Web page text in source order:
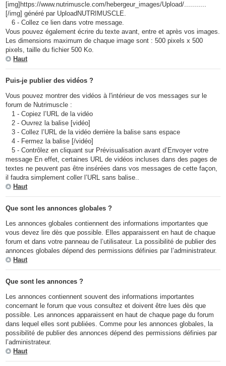
[img]https://www.nutrimuscle.com/hebergeur_images/Upload/...........
[/img] généré par UploadNUTRIMUSCLE.
6 - Collez ce lien dans votre message.
Vous pouvez également écrire du texte avant, entre et après vos images.
Les dimensions maximum de chaque image sont : 500 pixels x 500
pixels, taille du fichier 500 Ko.
Haut
Puis-je publier des vidéos ?
Vous pouvez montrer des vidéos à l'intérieur de vos messages sur le
forum de Nutrimuscle :
1 - Copiez l’URL de la vidéo
2 - Ouvrez la balise [vidéo]
3 - Collez l’URL de la vidéo derrière la balise sans espace
4 - Fermez la balise [/vidéo]
5 - Contrôlez en cliquant sur Prévisualisation avant d’Envoyer votre
message En effet, certaines URL de vidéos incluses dans des pages de
textes ne peuvent pas être insérées dans vos messages de cette façon,
il faudra simplement coller l’URL sans balise..
Haut
Que sont les annonces globales ?
Les annonces globales contiennent des informations importantes que
vous devez lire dès que possible. Elles apparaissent en haut de chaque
forum et dans votre panneau de l’utilisateur. La possibilité de publier des
annonces globales dépend des permissions définies par l’administrateur.
Haut
Que sont les annonces ?
Les annonces contiennent souvent des informations importantes
concernant le forum que vous consultez et doivent être lues dès que
possible. Les annonces apparaissent en haut de chaque page du forum
dans lequel elles sont publiées. Comme pour les annonces globales, la
possibilité de publier des annonces dépend des permissions définies par
l’administrateur.
Haut